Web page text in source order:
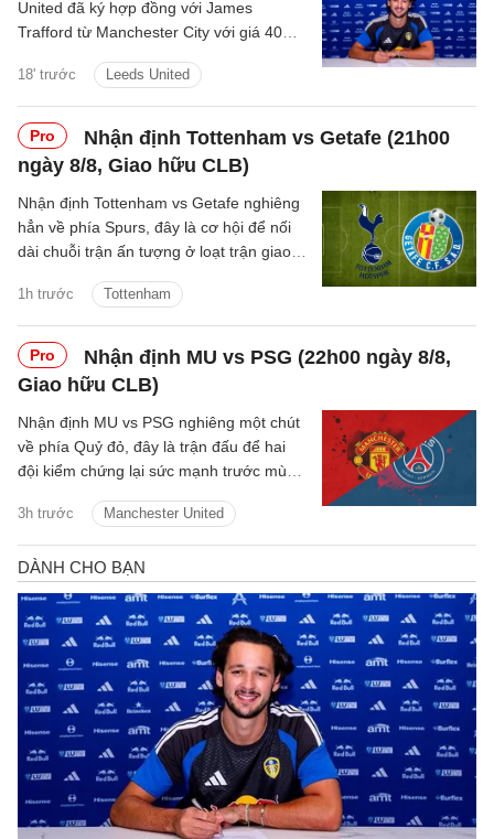
18' trước Leeds United
United đã ký hợp đồng với James
Trafford từ Manchester City với giá 40
sung.
Pro
Nhận định Tottenham vs Getafe (21h00
ngày 8/8, Giao hữu CLB)
1h trước Tottenham
Nhận định Tottenham vs Getafe nghiêng
hẳn về phía Spurs, đây là cơ hội để nối
dài chuỗi trận ấn tượng ở loạt trận giao
Pro
Nhận định MU vs PSG (22h00 ngày 8/8,
Giao hữu CLB)
3h trước Manchester United
Nhận định MU vs PSG nghiêng một chút
về phía Quỷ đỏ, đây là trận đấu để hai
đội kiểm chứng lại sức mạnh trước mùa